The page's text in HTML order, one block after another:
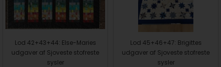
Lod 42+43+44: Else-Maries
udgaver af Sjoveste stofreste
sysler
Lod 45+46+47: Brigittes
udgaver af Sjoveste stofreste
sysler